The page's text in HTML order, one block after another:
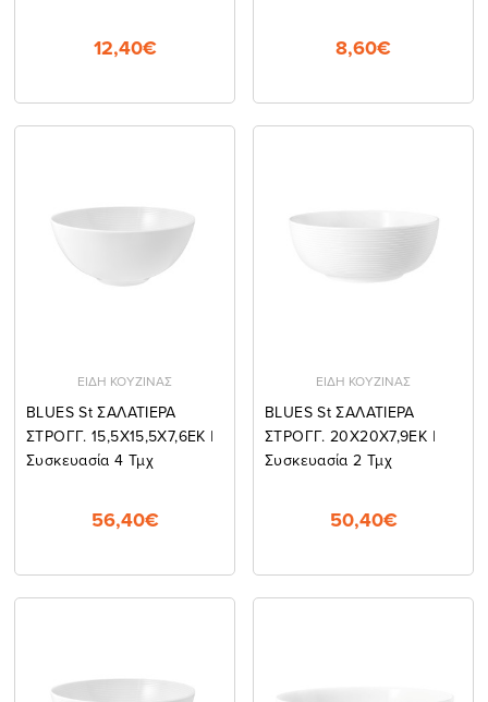
12,40€ 8,60€
ΕΙΔΗ ΚΟΥΖΙΝΑΣ
BLUES St ΣΑΛΑΤΙΕΡΑ
ΣΤΡΟΓΓ. 15,5Χ15,5Χ7,6ΕΚ |
Συσκευασία 4 Τμχ
56,40€
ΕΙΔΗ ΚΟΥΖΙΝΑΣ
BLUES St ΣΑΛΑΤΙΕΡΑ
ΣΤΡΟΓΓ. 20Χ20Χ7,9ΕΚ |
Συσκευασία 2 Τμχ
50,40€